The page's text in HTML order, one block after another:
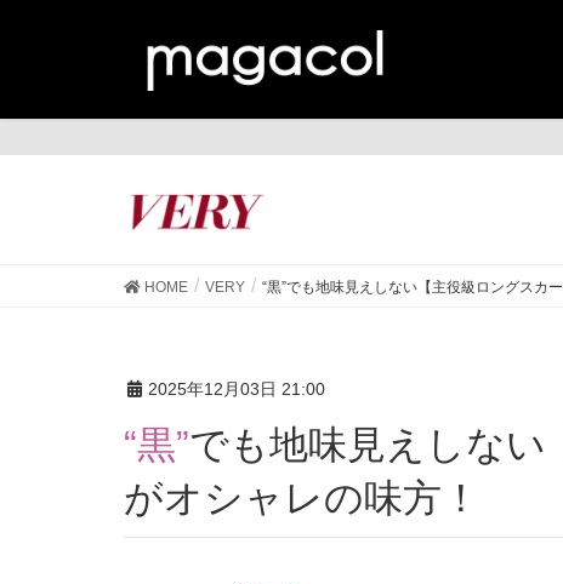
HOME VERY “黒”でも地味見えしない【主役級ロングスカ
2025年12月03日 21:00
“黒”でも地味見えしない【主役級ロングスカート】
がオシャレの味方！